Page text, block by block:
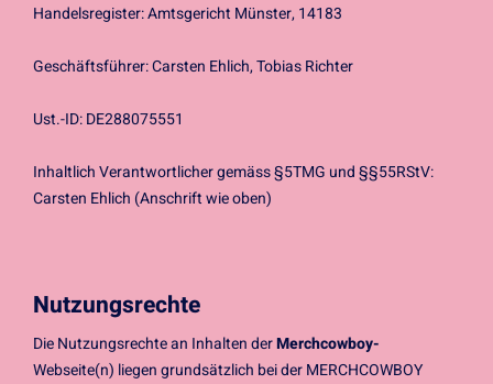
Handelsregister: Amtsgericht Münster, 14183
Geschäftsführer: Carsten Ehlich, Tobias Richter
Ust.-ID: DE288075551
Inhaltlich Verantwortlicher gemäss §5TMG und §§55RStV:
Carsten Ehlich (Anschrift wie oben)
Nutzungsrechte
Die Nutzungsrechte an Inhalten derMerchcowboy-
Webseite(n) liegen grundsätzlich bei der MERCHCOWBOY